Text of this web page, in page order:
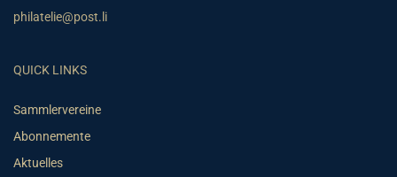
philatelie@post.li
QUICK LINKS
Sammlervereine
Abonnemente
Aktuelles